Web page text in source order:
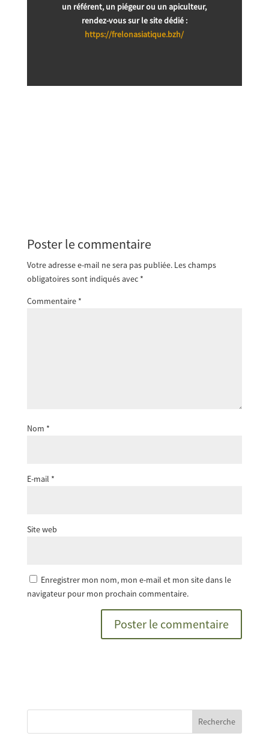
un référent, un piégeur ou un apiculteur,
rendez-vous sur le site dédié :
https://frelonasiatique.bzh/
Poster le commentaire
Votre adresse e-mail ne sera pas publiée. Les champs
obligatoires sont indiqués avec *
Commentaire *
Nom *
E-mail *
Site web
Enregistrer mon nom, mon e-mail et mon site dans le
navigateur pour mon prochain commentaire.
Recherche